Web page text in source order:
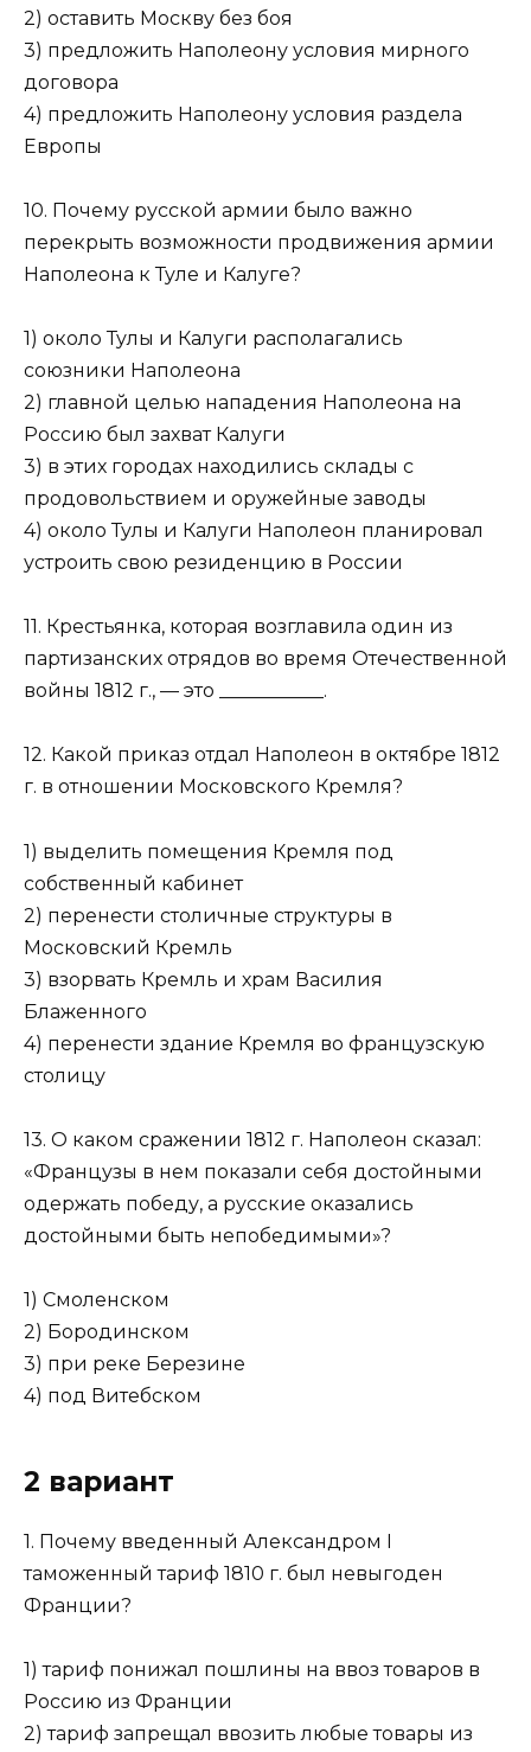
2) оставить Москву без боя
3) предложить Наполеону условия мирного
договора
4) предложить Наполеону условия раздела
Европы
10. Почему русской армии было важно
перекрыть возможности продвижения армии
Наполеона к Туле и Калуге?
1) около Тулы и Калуги располагались
союзники Наполеона
2) главной целью нападения Наполеона на
Россию был захват Калуги
3) в этих городах находились склады с
продовольствием и оружейные заводы
4) около Тулы и Калуги Наполеон планировал
устроить свою резиденцию в России
11. Крестьянка, которая возглавила один из
партизанских от­рядов во время Отечественной
войны 1812 г., — это ___________.
12. Какой приказ отдал Наполеон в октябре 1812
г. в отношении Московского Кремля?
1) выделить помещения Кремля под
собственный кабинет
2) перенести столичные структуры в
Московский Кремль
3) взорвать Кремль и храм Василия
Блаженного
4) перенести здание Кремля во французскую
столицу
13. О каком сражении 1812 г. Наполеон сказал:
«Французы в нем показали себя достойными
одержать победу, а русские оказались
достойными быть непобедимыми»?
1) Смоленском
2) Бородинском
3) при реке Березине
4) под Витебском
2 вариант
1. Почему введенный Александром I
таможенный тариф 1810 г. был невыгоден
Франции?
1) тариф понижал пошлины на ввоз товаров в
Россию из Франции
2) тариф запрещал ввозить любые товары из